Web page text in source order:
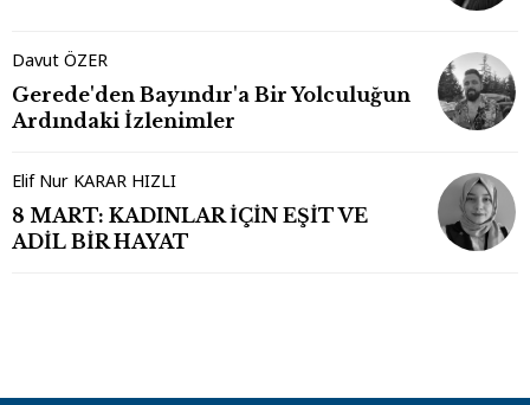
Davut ÖZER
Gerede'den Bayındır'a Bir Yolculuğun
Ardındaki İzlenimler
Elif Nur KARAR HIZLI
8 MART: KADINLAR İÇİN EŞİT VE
ADİL BİR HAYAT